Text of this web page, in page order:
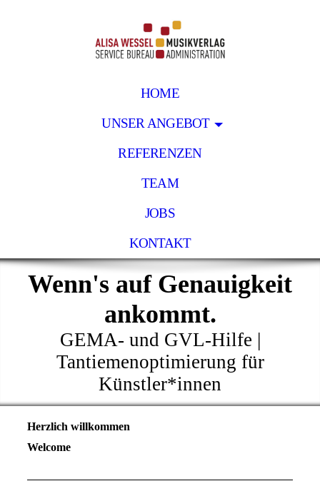
HOME
UNSER ANGEBOT
REFERENZEN
TEAM
JOBS
KONTAKT
Wenn's auf Genauigkeit
ankommt.
GEMA- und GVL-Hilfe |
Tantiemenoptimierung für
Künstler*innen
Herzlich willkommen
Welcome